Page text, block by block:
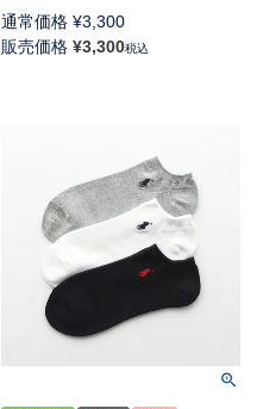
ギフトセット 綿混 ワンポイン
ト刺繍 無地リブ クルー丈 カジ
ュアル ソックス メンズ
通常価格 ¥3,300
販売価格 ¥3,300税込